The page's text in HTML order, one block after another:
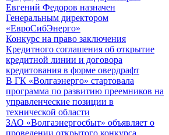
Евгений Федоров назначен
Генеральным директором
«ЕвроСибЭнерго»
Конкурс на право заключения
Кредитного соглашения об открытие
кредитной линии и договора
кредитования в форме овердрафт
В ГК «Волгаэнерго» стартовала
программа по развитию преемников на
управленческие позиции в
технической области
ЗАО «Волгаэнергосбыт» объявляет о